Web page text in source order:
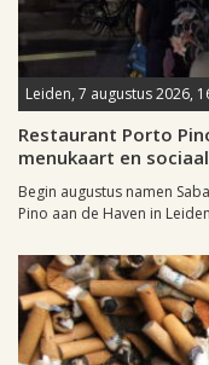
Leiden, 7 augustus 2026,
Restaurant Porto
menukaart en
Begin augustus namen
Pino aan de Haven in